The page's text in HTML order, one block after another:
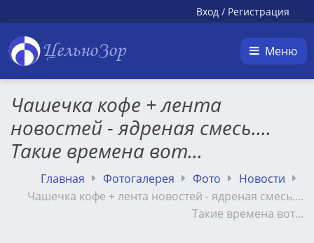
Вход / Регистрация
ЦельноЗор Меню
Чашечка кофе + лента
новостей - ядреная смесь....
Такие времена вот...
Главная Фотогалерея Фото
Новости
Чашечка кофе + лента новостей - ядреная смесь....
Такие времена вот...